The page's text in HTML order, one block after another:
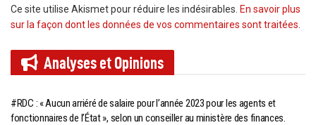
Ce site utilise Akismet pour réduire les indésirables. En savoir plus
sur la façon dont les données de vos commentaires sont traitées.
Analyses etOpinions
#RDC : « Aucun arriéré de salaire pour l’année 2023 pour les agents et
fonctionnaires de l’État », selon un conseiller au ministère des finances.